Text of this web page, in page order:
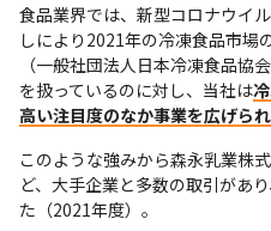
食品業界では、新型コロナウイ
しにより2021年の冷凍食品市場
（一般社団法人日本冷凍食品協
を扱っているのに対し、当社は
高い注目度のなか事業を広げら
このような強みから森永乳業株
ど、大手企業と多数の取引があり
た（2021年度）。